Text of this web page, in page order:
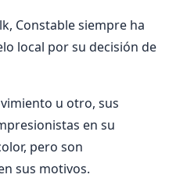
Constable siempre ha
local por su decisión de
u otro, sus
en su
pero son
sus motivos.